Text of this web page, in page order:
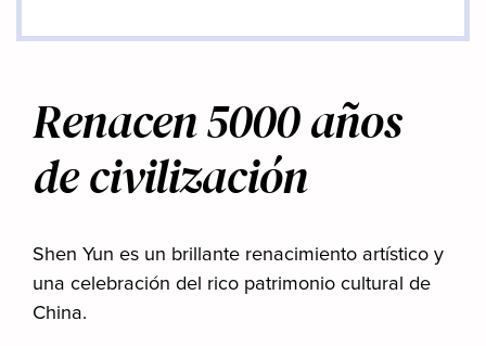
Renacen 5000 años
de civilización
Shen Yun es un brillante renacimiento artístico y
una celebración del rico patrimonio cultural de
China.